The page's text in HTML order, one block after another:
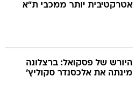
אטרקטיבית יותר ממכבי ת"א
היורש של פסקואל: ברצלונה
מינתה את אלכסנדר סקוליץ'